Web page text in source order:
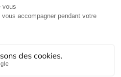
2026. Tous droits réservés